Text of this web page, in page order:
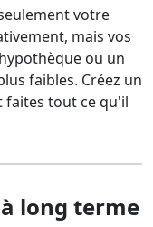
votre
mais vos
ou un
faibles. Créez un
faites tout ce qu'il
long terme